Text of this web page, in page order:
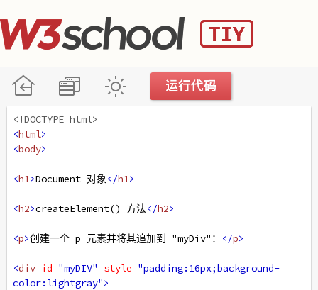
<!DOCTYPE html>
<html>
<body>
<h1>Document 对象</h1>
<h2>createElement() 方法</h2>
<p>创建一个 p 元素并将其追加到 "myDiv"： </p>
<div id="myDIV" style="padding:16px;background-
color:lightgray">